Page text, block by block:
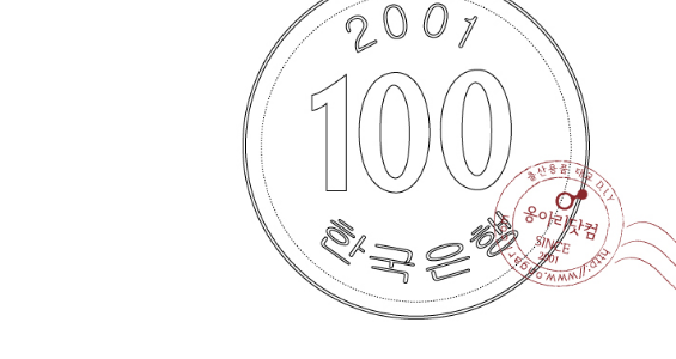
바로가기
바로가기
바로가기
바로가기